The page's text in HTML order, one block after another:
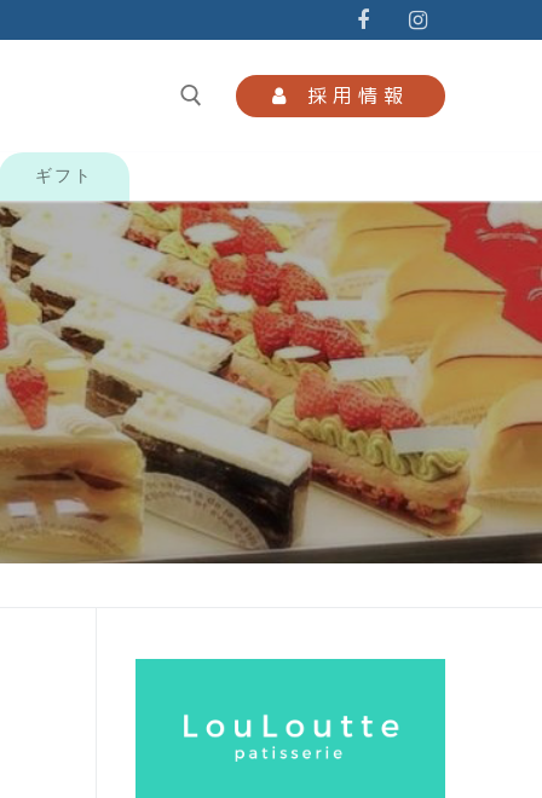
採用情報
ギフト